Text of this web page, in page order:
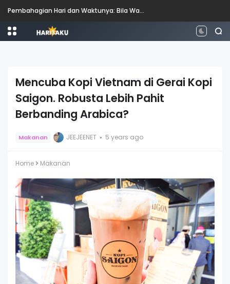
Pembahagian Hari dan Waktunya: Bila Waktunya Pagi, Tengah Hari, Petang dan Malam?
Mencuba Kopi Vietnam di Gerai Kopi
Saigon. Robusta Lebih Pahit
Berbanding Arabica?
Makanan JEEJEENET 5 years ago
Home Makanan